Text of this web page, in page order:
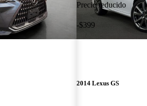
Precio reducido
-$399
2014 Lexus GS